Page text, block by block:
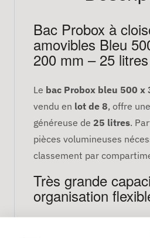
Bac Probox à
amovibles Bleu
200 mm – 25
Le bac Probox bleu 500 x
vendu en lot de 8, offre
généreuse de 25 litres.
pièces volumineuses
classement par
Très grande
organisation